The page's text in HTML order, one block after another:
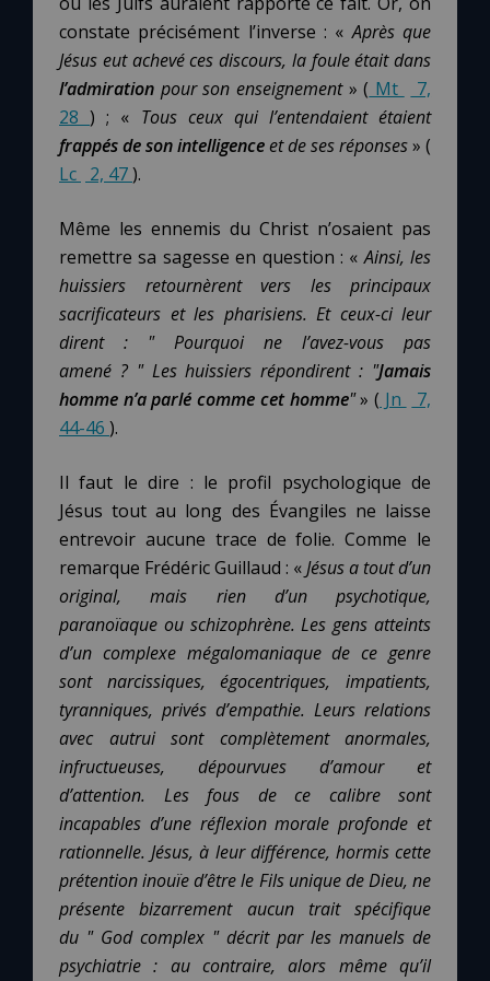
constate précisément l’inverse : «Après que
Jésus eut achevé ces discours, la foule était dans
l’admiration pour son enseignement» ( Mt
7,
28) ; « Tous ceux qui l’entendaient étaient
frappés de son intelligenceet de ses réponses» (
Lc 2, 47).
Même les ennemis du Christ n’osaient pas
remettre sa sagesse en question : «Ainsi, les
huissiers retournèrent vers les principaux
sacrificateurs et les pharisiens. Et ceux-ci leur
dirent
: " Pourquoi ne l’avez-vous pas
amené ? " Les huissiers répondirent : "Jamais
homme n’a parlé comme cet homme"» ( Jn
7,
44-46 ).
Il faut le dire : le profil psychologique de
Jésus tout au long des Évangiles ne laisse
entrevoir aucune trace de folie. Comme le
remarque Frédéric Guillaud : «Jésus a tout d’un
original, mais rien d’un psychotique,
paranoïaque ou schizophrène. Les gens atteints
d’un complexe mégalomaniaque de ce genre
sont narcissiques, égocentriques, impatients,
tyranniques, privés d’empathie. Leurs relations
avec autrui sont complètement anormales,
infructueuses, dépourvues d’amour et
d’attention. Les fous de ce calibre sont
incapables d’une réflexion morale profonde et
rationnelle. Jésus, à leur différence, hormis cette
prétention inouïe d’être le Fils unique de Dieu, ne
présente bizarrement aucun trait spécifique
du " God complex " décrit par les manuels de
psychiatrie : au contraire, alors même qu’il